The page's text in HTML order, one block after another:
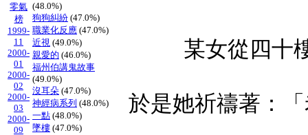
零氣
榜
1999-
11
2000-
01
2000-
02
2000-
03
2000-
09
(48.0%)
狗狗糾紛 (47.0%)
職業化反應 (47.0%)
近視 (49.0%)
親愛的 (46.0%)
福州伯講鬼故事
(49.0%)
沒耳朵 (47.0%)
神經病系列 (48.0%)
一點 (48.0%)
墜樓 (47.0%)
某女從四十
於是她祈禱著：